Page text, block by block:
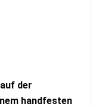
der
handfesten